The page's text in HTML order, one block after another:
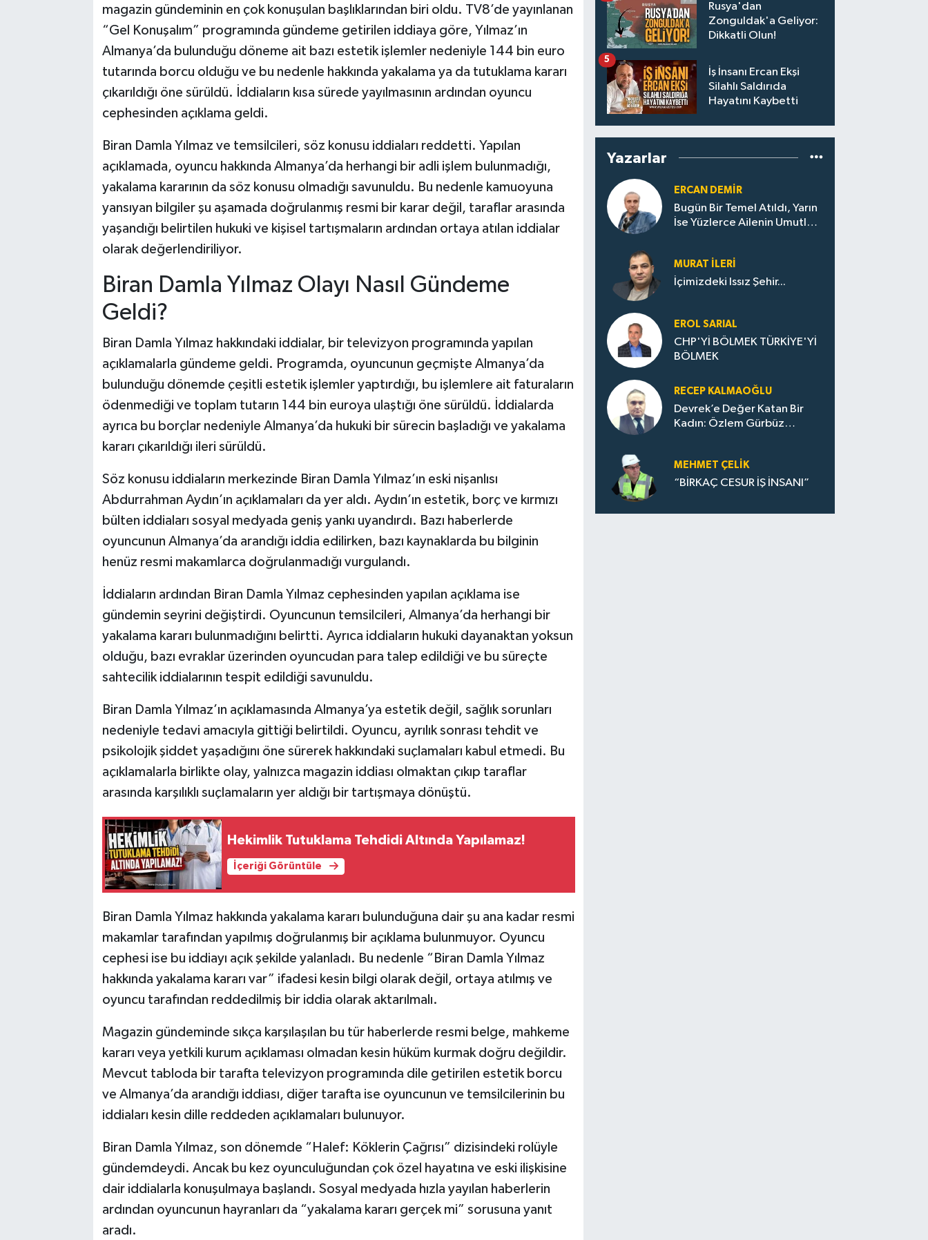
magazin gündeminin en çok konuşulan başlıklarından biri oldu. TV8’de yayınlanan
“Gel Konuşalım” programında gündeme getirilen iddiaya göre, Yılmaz’ın
Almanya’da bulunduğu döneme ait bazı estetik işlemler nedeniyle 144 bin euro
tutarında borcu olduğu ve bu nedenle hakkında yakalama ya da tutuklama kararı
çıkarıldığı öne sürüldü. İddiaların kısa sürede yayılmasının ardından oyuncu
cephesinden açıklama geldi.
Biran Damla Yılmaz ve temsilcileri, söz konusu iddiaları reddetti. Yapılan
açıklamada, oyuncu hakkında Almanya’da herhangi bir adli işlem bulunmadığı,
yakalama kararının da söz konusu olmadığı savunuldu. Bu nedenle kamuoyuna
yansıyan bilgiler şu aşamada doğrulanmış resmi bir karar değil, taraflar arasında
yaşandığı belirtilen hukuki ve kişisel tartışmaların ardından ortaya atılan iddialar
olarak değerlendiriliyor.
Biran Damla Yılmaz Olayı Nasıl Gündeme
Geldi?
Biran Damla Yılmaz hakkındaki iddialar, bir televizyon programında yapılan
açıklamalarla gündeme geldi. Programda, oyuncunun geçmişte Almanya’da
bulunduğu dönemde çeşitli estetik işlemler yaptırdığı, bu işlemlere ait faturaların
ödenmediği ve toplam tutarın 144 bin euroya ulaştığı öne sürüldü. İddialarda
ayrıca bu borçlar nedeniyle Almanya’da hukuki bir sürecin başladığı ve yakalama
kararı çıkarıldığı ileri sürüldü.
Söz konusu iddiaların merkezinde Biran Damla Yılmaz’ın eski nişanlısı
Abdurrahman Aydın’ın açıklamaları da yer aldı. Aydın’ın estetik, borç ve kırmızı
bülten iddiaları sosyal medyada geniş yankı uyandırdı. Bazı haberlerde
oyuncunun Almanya’da arandığı iddia edilirken, bazı kaynaklarda bu bilginin
henüz resmi makamlarca doğrulanmadığı vurgulandı.
İddiaların ardından Biran Damla Yılmaz cephesinden yapılan açıklama ise
gündemin seyrini değiştirdi. Oyuncunun temsilcileri, Almanya’da herhangi bir
yakalama kararı bulunmadığını belirtti. Ayrıca iddiaların hukuki dayanaktan yoksun
olduğu, bazı evraklar üzerinden oyuncudan para talep edildiği ve bu süreçte
sahtecilik iddialarının tespit edildiği savunuldu.
Biran Damla Yılmaz’ın açıklamasında Almanya’ya estetik değil, sağlık sorunları
nedeniyle tedavi amacıyla gittiği belirtildi. Oyuncu, ayrılık sonrası tehdit ve
psikolojik şiddet yaşadığını öne sürerek hakkındaki suçlamaları kabul etmedi. Bu
açıklamalarla birlikte olay, yalnızca magazin iddiası olmaktan çıkıp taraflar
arasında karşılıklı suçlamaların yer aldığı bir tartışmaya dönüştü.
Hekimlik Tutuklama Tehdidi Altında Yapılamaz!
İçeriği Görüntüle
Biran Damla Yılmaz hakkında yakalama kararı bulunduğuna dair şu ana kadar resmi
makamlar tarafından yapılmış doğrulanmış bir açıklama bulunmuyor. Oyuncu
cephesi ise bu iddiayı açık şekilde yalanladı. Bu nedenle “Biran Damla Yılmaz
hakkında yakalama kararı var” ifadesi kesin bilgi olarak değil, ortaya atılmış ve
oyuncu tarafından reddedilmiş bir iddia olarak aktarılmalı.
Magazin gündeminde sıkça karşılaşılan bu tür haberlerde resmi belge, mahkeme
kararı veya yetkili kurum açıklaması olmadan kesin hüküm kurmak doğru değildir.
Mevcut tabloda bir tarafta televizyon programında dile getirilen estetik borcu
ve Almanya’da arandığı iddiası, diğer tarafta ise oyuncunun ve temsilcilerinin bu
iddiaları kesin dille reddeden açıklamaları bulunuyor.
Biran Damla Yılmaz, son dönemde “Halef: Köklerin Çağrısı” dizisindeki rolüyle
gündemdeydi. Ancak bu kez oyunculuğundan çok özel hayatına ve eski ilişkisine
dair iddialarla konuşulmaya başlandı. Sosyal medyada hızla yayılan haberlerin
ardından oyuncunun hayranları da “yakalama kararı gerçek mi” sorusuna yanıt
aradı.
Rusya'dan
Zonguldak'a Geliyor:
Dikkatli Olun!
İş İnsanı Ercan Ekşi
Silahlı Saldırıda
Hayatını Kaybetti
5
Yazarlar
ERCAN DEMIR
Bugün Bir Temel Atıldı, Yarın
İse Yüzlerce Ailenin Umutları
MURAT İLERI
İçimizdeki Issız Şehir...
EROL SARIAL
CHP'Yİ BÖLMEK TÜRKİYE'Yİ
BÖLMEK
RECEP KALMAOĞLU
Devrek’e Değer Katan Bir
Kadın: Özlem Gürbüz
MEHMET ÇELIK
“BİRKAÇ CESUR İŞ İNSANI”